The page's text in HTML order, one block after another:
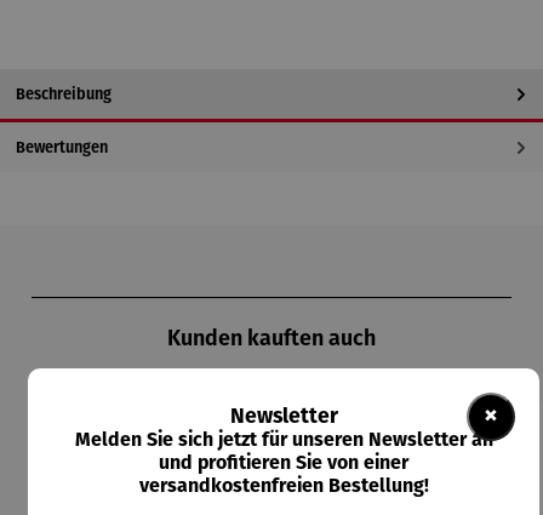
Beschreibung
Bewertungen
Kunden kauften auch
×
Newsletter
Melden Sie sich jetzt für unseren Newsletter an
und profitieren Sie von einer
versandkostenfreien Bestellung!